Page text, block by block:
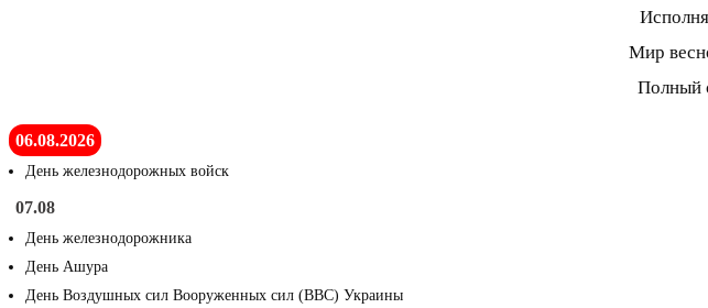
Мир
Полный
06.08.2026
День железнодорожных войск
07.08
День железнодорожника
День Ашура
День Воздушных сил Вооруженных сил (ВВС) Украины